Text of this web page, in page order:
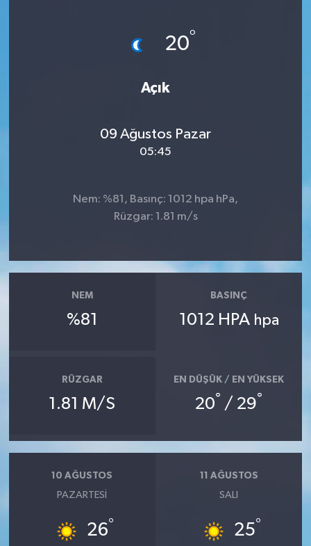
20°
Açık
09 Ağustos Pazar
05:45
Nem: %81, Basınç: 1012 hpa hPa,
Rüzgar: 1.81 m/s
NEM
%81
BASINÇ
1012 HPA hpa
RÜZGAR
1.81 M/S
EN DÜŞÜK / EN YÜKSEK
20° / 29°
10 AĞUSTOS
PAZARTESI
26°
11 AĞUSTOS
SALI
25°
YEREL YÖNETİM
MEDYA
ÜÇÜNCÜ SAYFA
Yemek
SEÇİM 2014